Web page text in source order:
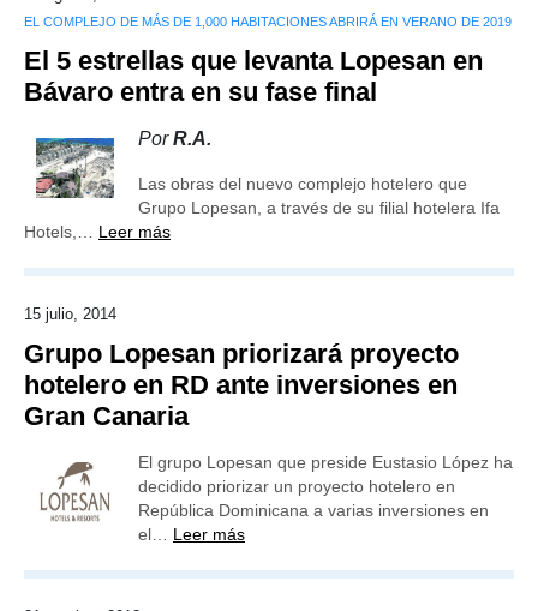
EL COMPLEJO DE MÁS DE 1,000 HABITACIONES ABRIRÁ EN VERANO DE 2019
El 5 estrellas que levanta Lopesan en
Bávaro entra en su fase final
PorR.A.
Las obras del nuevo complejo hotelero que
Grupo Lopesan, a través de su filial hotelera Ifa
Hotels,… Leer más
15 julio, 2014
Grupo Lopesan priorizará proyecto
hotelero en RD ante inversiones en
Gran Canaria
El grupo Lopesan que preside Eustasio López ha
decidido priorizar un proyecto hotelero en
República Dominicana a varias inversiones en
el… Leer más